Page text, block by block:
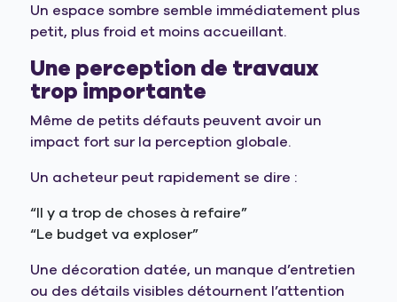
Un espace sombre semble immédiatement plus
petit, plus froid et moins accueillant.
Une perception de travaux
trop importante
Même de petits défauts peuvent avoir un
impact fort sur la perception globale.
Un acheteur peut rapidement se dire :
“Il y a trop de choses à refaire”
“Le budget va exploser”
Une décoration datée, un manque d’entretien
ou des détails visibles détournent l’attention